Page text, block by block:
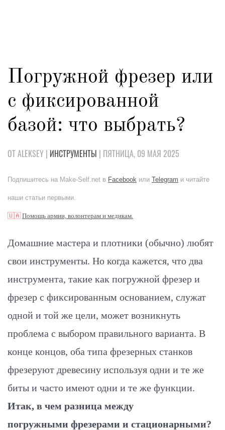
Погружной фрезер или
с фиксированной
базой: что выбрать?
ОТ ALEKSEY | ИНСТРУМЕНТЫ | ПЯТНИЦА, 09 МАЯ 2025
Подпишитесь на Make-Self.net в Facebook или Telegram и читайте
наши статьи первыми.
🇺🇦Помощь армии, волонтерам и медикам.
Домашние мастера и плотники (обычно) любят
свои инструменты. Но когда кажется, что два
инструмента, такие как погружной фрезер и
фрезер с фиксированным основанием, служат
одной и той же цели, может возникнуть
проблема с выбором правильного варианта. В
конце концов, оба типа фрезерных станков
фрезеруют древесину используя одни и те же
биты и часто имеют одни и те же функции.
Итак, в чем разница между
погружными фрезерами и стационарными?